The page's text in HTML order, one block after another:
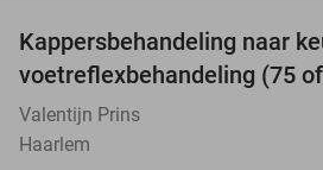
NEW
TODAY
Kappersbehandeling naar
voetreflexbehandeling (75
Valentijn Prins
Haarlem